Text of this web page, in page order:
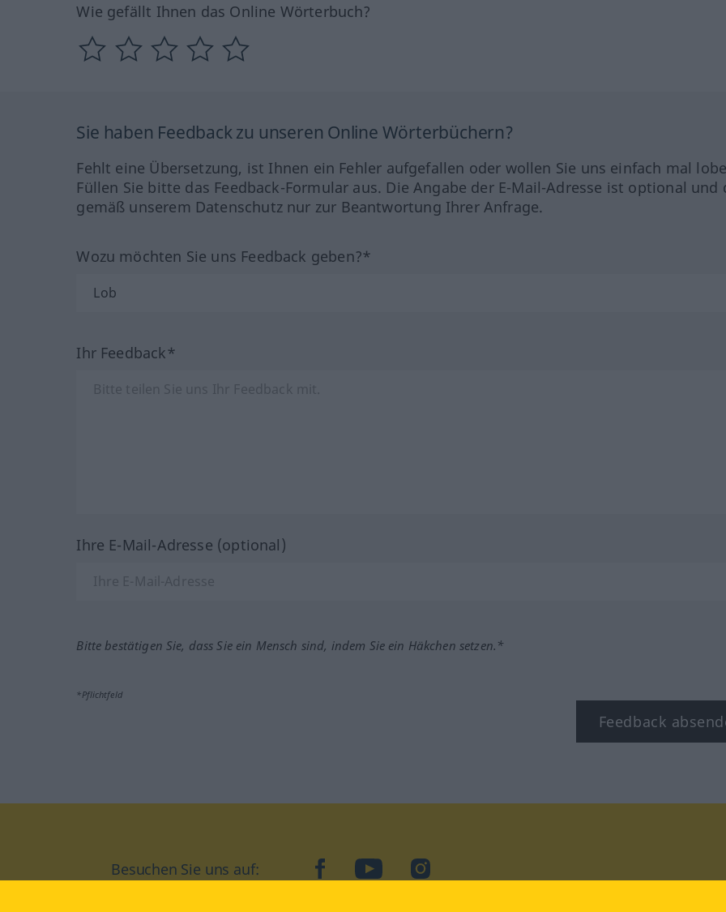
Wie gefällt Ihnen das Online Wörterbuch?
Sie haben Feedback zu unseren Online Wörterbüchern?
Fehlt eine Übersetzung, ist Ihnen ein Fehler aufgefallen oder wollen Sie uns einfach mal
Füllen Sie bitte das Feedback-Formular aus. Die Angabe der E-Mail-Adresse ist optional und
gemäß unserem Datenschutz nur zur Beantwortung Ihrer Anfrage.
Wozu möchten Sie uns Feedback geben?*
Ihr Feedback*
Ihre E-Mail-Adresse (optional)
Bitte bestätigen Sie, dass Sie ein Mensch sind, indem Sie ein Häkchen setzen.*
*Pflichtfeld
Feedback
Besuchen Sie uns auf: facebookYouTubeInstagram